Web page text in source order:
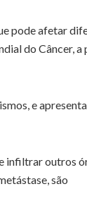
pode afetar
do Câncer, a
e
infiltrar outros
são